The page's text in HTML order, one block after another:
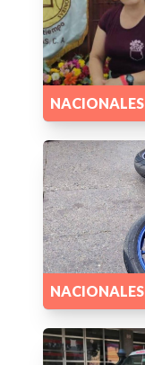
NACIONALES
NACIONALES